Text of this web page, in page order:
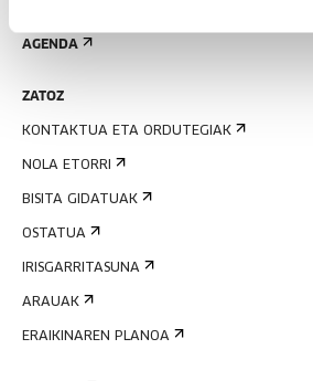
AGENDA
ZATOZ
KONTAKTUA ETA ORDUTEGIAK
NOLA ETORRI
BISITA GIDATUAK
OSTATUA
IRISGARRITASUNA
ARAUAK
ERAIKINAREN PLANOA